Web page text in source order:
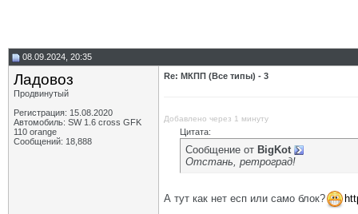
08.09.2024, 20:35
Ладовоз
Продвинутый
Регистрация: 15.08.2020
Автомобиль: SW 1.6 cross GFK
110 orange
Сообщений: 18,888
Re: МКПП (Все типы) - 3
Добавлено через 1 минуту
Цитата:
Сообщение от BigKot
Отстань, ретроград!
А тут как нет есп или само блок?